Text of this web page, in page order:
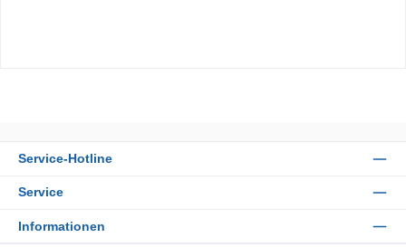
Service-Hotline
Service
Informationen